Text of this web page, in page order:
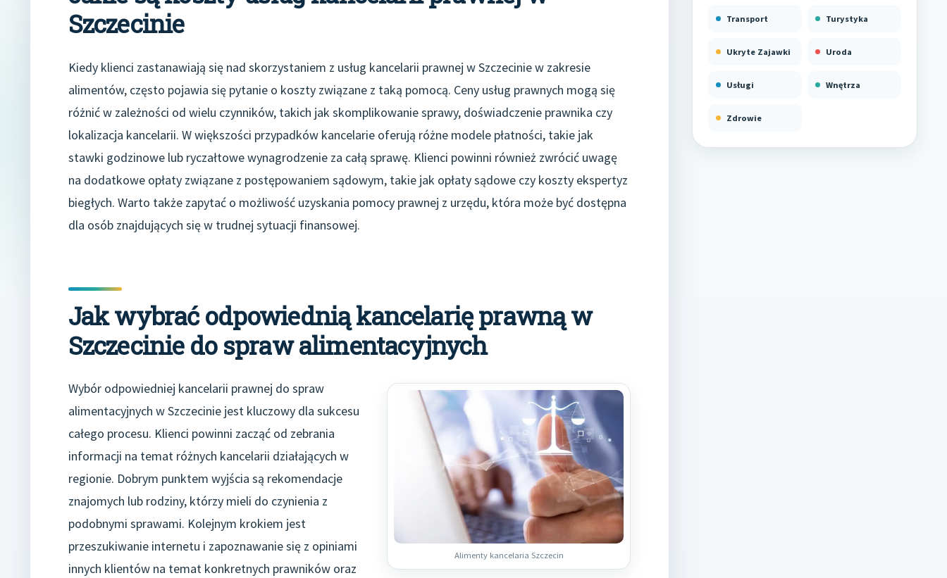
Szczecinie
Kiedy klienci zastanawiają się nad skorzystaniem z usług kancelarii prawnej w Szczecinie w zakresie
alimentów, często pojawia się pytanie o koszty związane z taką pomocą. Ceny usług prawnych mogą się
różnić w zależności od wielu czynników, takich jak skomplikowanie sprawy, doświadczenie prawnika czy
lokalizacja kancelarii. W większości przypadków kancelarie oferują różne modele płatności, takie jak
stawki godzinowe lub ryczałtowe wynagrodzenie za całą sprawę. Klienci powinni również zwrócić uwagę
na dodatkowe opłaty związane z postępowaniem sądowym, takie jak opłaty sądowe czy koszty ekspertyz
biegłych. Warto także zapytać o możliwość uzyskania pomocy prawnej z urzędu, która może być dostępna
dla osób znajdujących się w trudnej sytuacji finansowej.
Jak wybrać odpowiednią kancelarię prawną w
Szczecinie do spraw alimentacyjnych
Alimenty kancelaria Szczecin
Wybór odpowiedniej kancelarii prawnej do spraw
alimentacyjnych w Szczecinie jest kluczowy dla sukcesu
całego procesu. Klienci powinni zacząć od zebrania
informacji na temat różnych kancelarii działających w
regionie. Dobrym punktem wyjścia są rekomendacje
znajomych lub rodziny, którzy mieli do czynienia z
podobnymi sprawami. Kolejnym krokiem jest
przeszukiwanie internetu i zapoznawanie się z opiniami
innych klientów na temat konkretnych prawników oraz
Transport Turystyka
Ukryte Zajawki Uroda
Usługi Wnętrza
Zdrowie